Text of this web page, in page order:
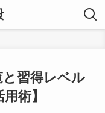
と習得レベル
術】